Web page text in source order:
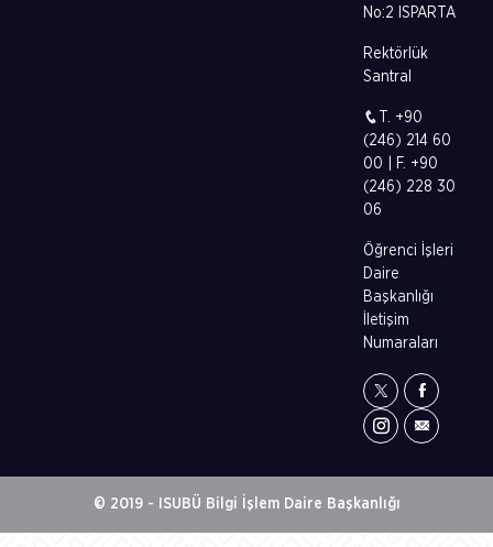
No:2 ISPARTA
Rektörlük
Santral
T. +90
(246) 214 60
00 | F. +90
(246) 228 30
06
Öğrenci İşleri
Daire
Başkanlığı
İletişim
Numaraları
© 2019 - ISUBÜ Bilgi İşlem Daire Başkanlığı